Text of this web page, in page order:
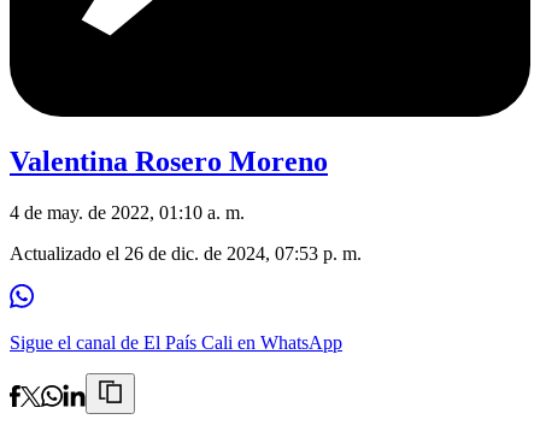
Valentina Rosero Moreno
4 de may. de 2022, 01:10 a. m.
Actualizado el 26 de dic. de 2024, 07:53 p. m.
Sigue el canal de El País Cali en WhatsApp